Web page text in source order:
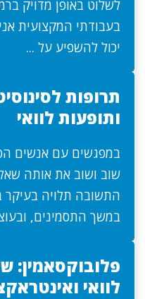
לשלוט באופן מדויק
בעבודתי המקצועית
יכול להשפיע על ...
תרופות
ותופעות לוואי
במפגשים עם אנשים
שוב ושוב את אותה
התשובה תלויה בעיקר
במשך התסמינים,
פלובוקסאמין:
לוואי